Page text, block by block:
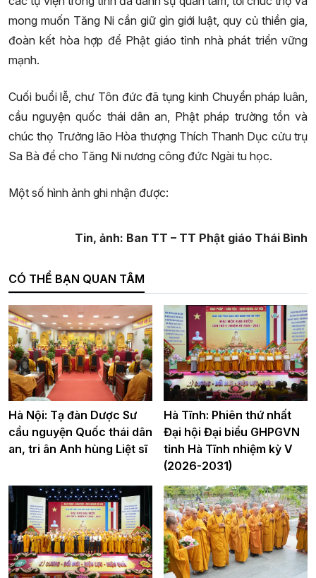
mong muốn Tăng Ni cần giữ gìn giới luật, quy củ thiền gia,
đoàn kết hòa hợp để Phật giáo tỉnh nhà phát triển vững
mạnh.
Cuối buổi lễ, chư Tôn đức đã tụng kinh Chuyển pháp luân,
cầu nguyện quốc thái dân an, Phật pháp trường tồn và
chúc thọ Trưởng lão Hòa thượng Thích Thanh Dục cửu trụ
Sa Bà để cho Tăng Ni nương công đức Ngài tu học.
Một số hình ảnh ghi nhận được:
Tin, ảnh: Ban TT – TT Phật giáo Thái Bình
CÓ THỂ BẠN QUAN TÂM
Hà Nội: Tạ đàn Dược Sư
cầu nguyện Quốc thái dân
an, tri ân Anh hùng Liệt sĩ
Hà Tĩnh: Phiên thứ nhất
Đại hội Đại biểu GHPGVN
tỉnh Hà Tĩnh nhiệm kỳ V
(2026-2031)